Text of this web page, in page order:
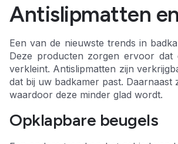
Antislipmatten
Een van de nieuwste trends in
Deze producten zorgen ervoor
verkleint. Antislipmatten zijn
dat bij uw badkamer past.
waardoor deze minder glad wordt.
Opklapbare beugels